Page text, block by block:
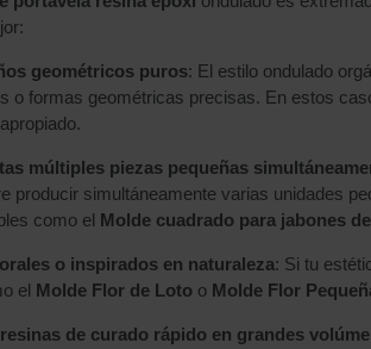
geométricos puros: El estilo ondulado
o formas geométricas precisas. En estos
múltiples piezas pequeñas
producir simultáneamente varias unidades
como el Molde cuadrado para jabones
o inspirados en naturaleza: Si tu
el Molde Flor de Loto o Molde Flor
de curado rápido en grandes